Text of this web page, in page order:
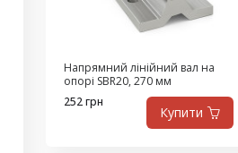
Напрямний лінійний вал на
опорі SBR20, 270 мм
252 грн
Купити